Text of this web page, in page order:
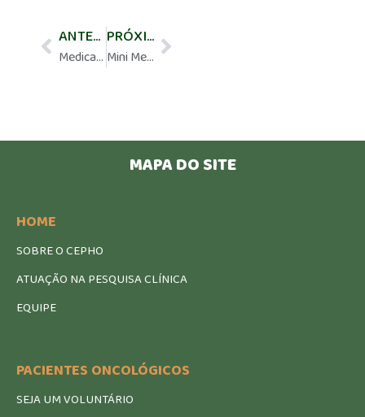
ANTERIOR
Medicamento reduz em mais da metade o risco de morte de pacientes com câncer de pulmão
PRÓXIMO
Mini Meeting – 21/06 às 15h30 – Her2low – Diagnóstico e tratamento – Visão do especialista
MAPA DO SITE
HOME
SOBRE O CEPHO
ATUAÇÃO NA PESQUISA CLÍNICA
EQUIPE
PACIENTES ONCOLÓGICOS
SEJA UM VOLUNTÁRIO